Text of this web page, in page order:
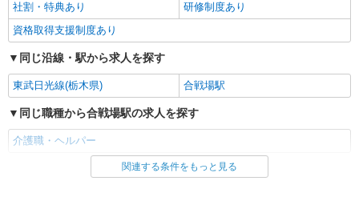
社割・特典あり
研修制度あり
資格取得支援制度あり
同じ沿線・駅から求人を探す
東武日光線(栃木県) 合戦場駅
同じ職種から合戦場駅の求人を探す
介護職・ヘルパー
同じ雇用形態から合戦場駅の求人を探す
関連する条件をもっと見る